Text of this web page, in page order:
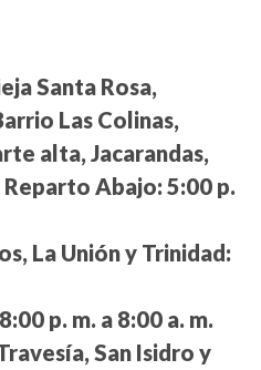
Santa Rosa,
Las Colinas,
alta, Jacarandas,
Reparto Abajo: 5:00 p.
La Unión y Trinidad:
8:00 p. m. a 8:00 a. m.
San Isidro y